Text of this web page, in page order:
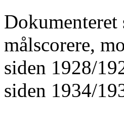
målscorere,
siden 1928/
siden 1934/